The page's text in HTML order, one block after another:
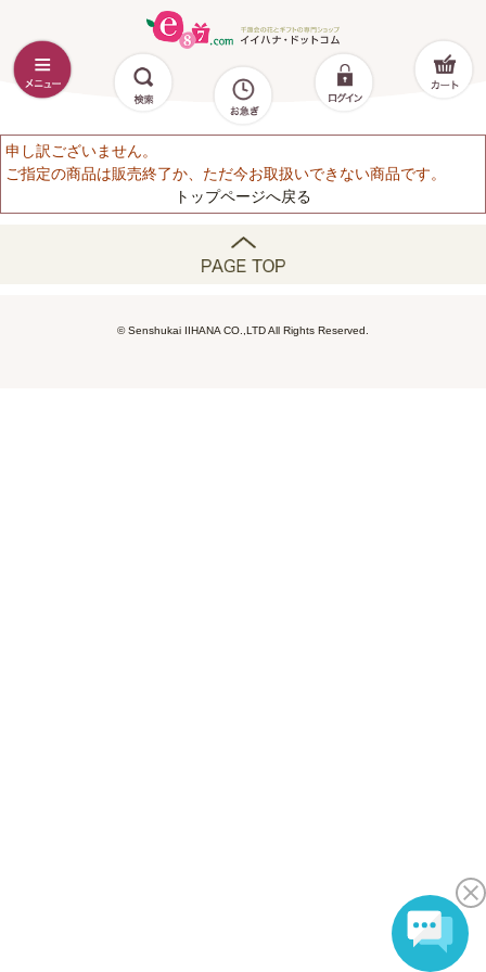
申し訳ございません。
ご指定の商品は販売終了か、ただ今お取扱いできない商品です。
トップページへ戻る
© Senshukai IIHANA CO.,LTD All Rights Reserved.